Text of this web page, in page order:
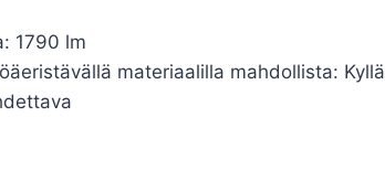
1790 lm
materiaalilla mahdollista: Kyllä